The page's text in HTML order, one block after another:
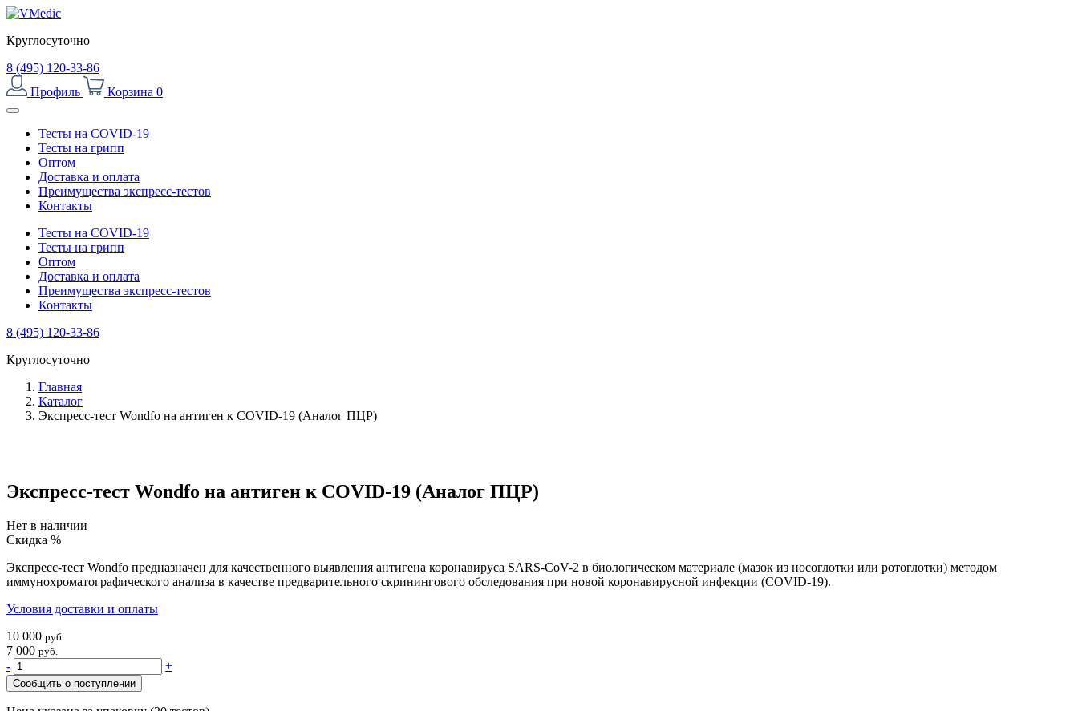
Круглосуточно
8 (495) 120-33-86
Профиль
Корзина 0
Тесты на COVID-19
Тесты на грипп
Оптом
Доставка и оплата
Преимущества экспресс-тестов
Контакты
Тесты на COVID-19
Тесты на грипп
Оптом
Доставка и оплата
Преимущества экспресс-тестов
Контакты
8 (495) 120-33-86
Круглосуточно
Главная
Каталог
Экспресс-тест Wondfo на антиген к COVID-19 (Аналог ПЦР)
Экспресс-тест Wondfo на антиген к COVID-19 (Аналог ПЦР)
Нет в наличии
Скидка %
Экспресс-тест Wondfo предназначен для качественного выявления антигена коронавируса SARS-CoV-2 в биологическом материале (мазок из носоглотки или ротоглотки) методом
иммунохроматографического анализа в качестве предварительного скринингового обследования при новой коронавирусной инфекции (COVID-19).
Условия доставки и оплаты
10 000 руб.
7 000 руб.
- +
Сообщить о поступлении